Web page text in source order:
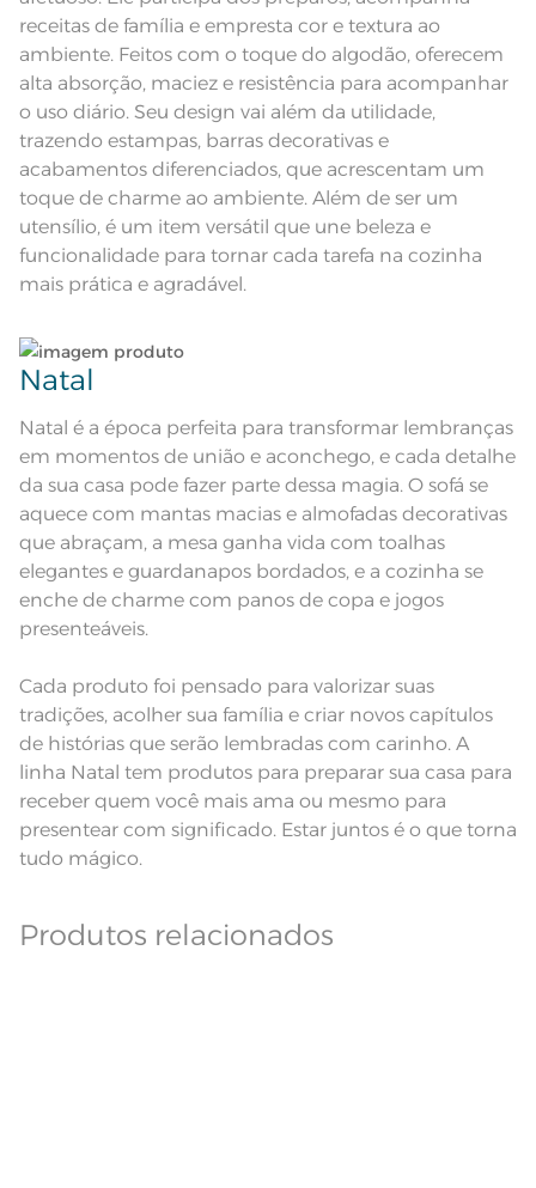
Acabamento Barra em Jacquard
Instruções de Lavagem
Lavação a 60ºC; Proibido alvejar;
Proibido secar em tambor;
Secagem em varal; Ferro de passar
com temperatura maxima de 150º
C; Proibido lavar a seco
Observações
Pode haver pequena variação de
cor, de acordo com a configuração
e modelo do monitor ou do
aparelho celular. Consultar a cor
nas especificações técnicas do
produto.
receitas de família e empresta cor e textura ao
ambiente. Feitos com o toque do algodão, oferecem
alta absorção, maciez e resistência para acompanhar
o uso diário. Seu design vai além da utilidade,
trazendo estampas, barras decorativas e
acabamentos diferenciados, que acrescentam um
toque de charme ao ambiente. Além de ser um
utensílio, é um item versátil que une beleza e
funcionalidade para tornar cada tarefa na cozinha
mais prática e agradável.
Natal
Natal é a época perfeita para transformar lembranças
em momentos de união e aconchego, e cada detalhe
da sua casa pode fazer parte dessa magia. O sofá se
aquece com mantas macias e almofadas decorativas
que abraçam, a mesa ganha vida com toalhas
elegantes e guardanapos bordados, e a cozinha se
enche de charme com panos de copa e jogos
presenteáveis.
Cada produto foi pensado para valorizar suas
tradições, acolher sua família e criar novos capítulos
de histórias que serão lembradas com carinho. A
linha Natal tem produtos para preparar sua casa para
receber quem você mais ama ou mesmo para
presentear com significado. Estar juntos é o que torna
tudo mágico.
Produtos relacionados